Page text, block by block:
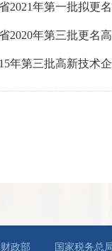
2021年第一批拟更
2020年第三批更名
年第三批高新技术
政部 国家税务总